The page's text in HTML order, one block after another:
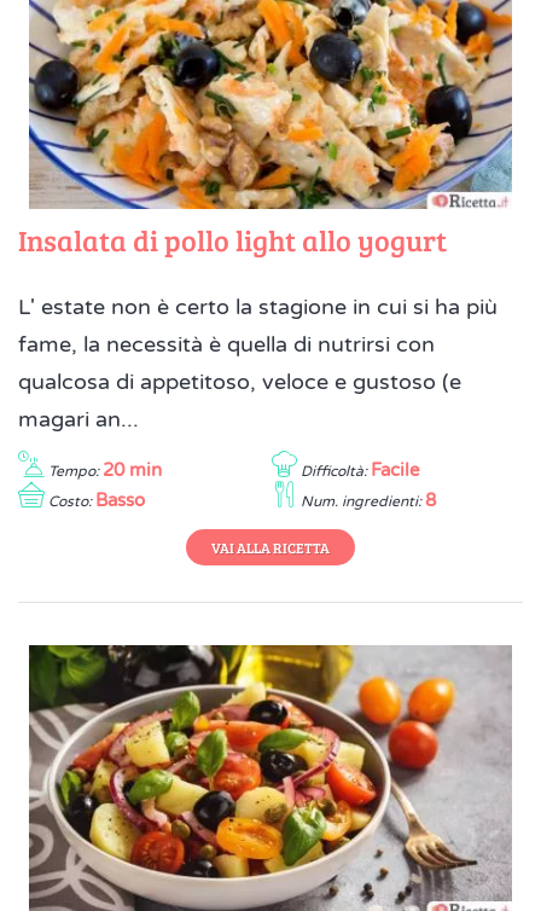
Insalata di pollo light allo yogurt
L' estate non è certo la stagione in cui si ha più
fame, la necessità è quella di nutrirsi con
qualcosa di appetitoso, veloce e gustoso (e
magari an...
Tempo: 20 min Difficoltà: Facile
Costo: Basso Num. ingredienti: 8
VAI ALLA RICETTA